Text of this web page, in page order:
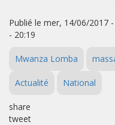
Publié le mer, 14/06/2017
- 20:19
Mwanza Lomba
Actualité National
share
tweet